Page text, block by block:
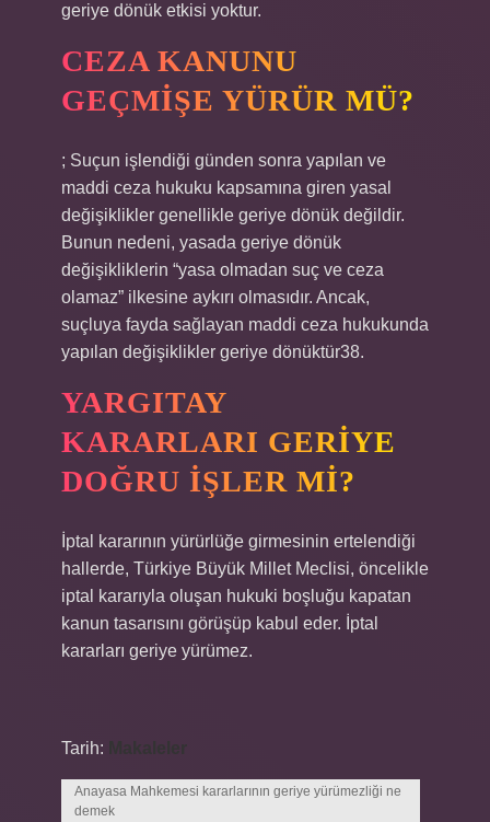
geriye dönük etkisi yoktur.
CEZA KANUNU
GEÇMIŞE YÜRÜR MÜ?
; Suçun işlendiği günden sonra yapılan ve
maddi ceza hukuku kapsamına giren yasal
değişiklikler genellikle geriye dönük değildir.
Bunun nedeni, yasada geriye dönük
değişikliklerin “yasa olmadan suç ve ceza
olamaz” ilkesine aykırı olmasıdır. Ancak,
suçluya fayda sağlayan maddi ceza hukukunda
yapılan değişiklikler geriye dönüktür38.
YARGITAY
KARARLARI GERIYE
DOĞRU IŞLER MI?
İptal kararının yürürlüğe girmesinin ertelendiği
hallerde, Türkiye Büyük Millet Meclisi, öncelikle
iptal kararıyla oluşan hukuki boşluğu kapatan
kanun tasarısını görüşüp kabul eder. İptal
kararları geriye yürümez.
Tarih:
Anayasa Mahkemesi kararlarının geriye yürümezliği ne
demek